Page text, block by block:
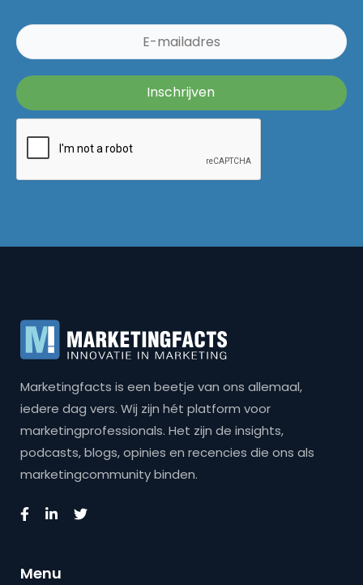
Marketingfacts is een beetje van ons allemaal,
iedere dag vers. Wij zijn hét platform voor
marketingprofessionals. Het zijn de insights,
podcasts, blogs, opinies en recencies die ons als
marketingcommunity binden.
Menu